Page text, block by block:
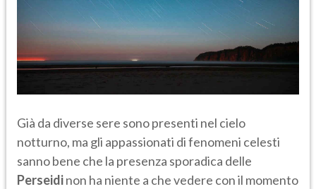
Già da diverse sere sono presenti nel cielo
notturno, ma gli appassionati di fenomeni celesti
sanno bene che la presenza sporadica delle
Perseidinon ha niente a che vedere con il momento